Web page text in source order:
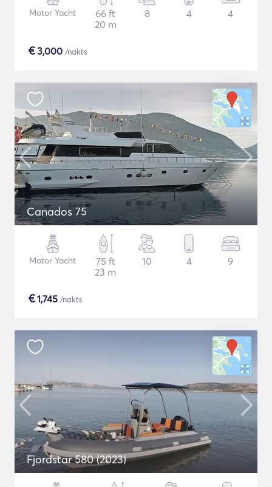
Motor Yacht
66 ft
20 m
8 4 4
€3,000 /nakts
Canados 75
Motor Yacht
75 ft
23 m
10 4 9
€1,745 /nakts
Fjordstar 580 (2023)